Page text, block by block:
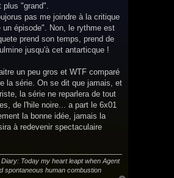
"grand".
pas me joindre à la critique
un épisode". Non, le rythme est
prend son temps, prend de
jusqu'à cet antarticque !
un peu gros et WTF comparé
la série. On se dit que jamais, et
la série ne reparlera de tout
de l'hile noire... a part le 6x01
la bonne idée, jamais la
à redevenir spectaculaire
Diary: Today my heart leapt when Agent
spontaneous human combustion